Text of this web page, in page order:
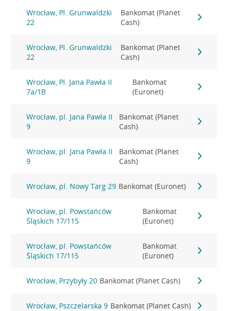
Wrocław, Pl. Grunwaldzki
22
Bankomat (Planet
Cash)
Wrocław, Pl. Grunwaldzki
22
Bankomat (Planet
Cash)
Wrocław, Pl. Jana Pawła II
7a/1B
Bankomat
(Euronet)
Wrocław, pl. Jana Pawła II
9
Bankomat (Planet
Cash)
Wrocław, pl. Jana Pawła II
9
Bankomat (Planet
Cash)
Wrocław, pl. Nowy Targ 29 Bankomat (Euronet)
Wrocław, pl. Powstańców
Śląskich 17/115
Bankomat
(Euronet)
Wrocław, pl. Powstańców
Śląskich 17/115
Bankomat
(Euronet)
Wrocław, Przybyły 20 Bankomat (Planet Cash)
Wrocław, Pszczelarska 9 Bankomat (Planet Cash)